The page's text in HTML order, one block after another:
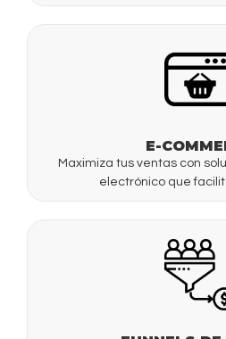
E-
Maximiza tus ventas con
electrónico que